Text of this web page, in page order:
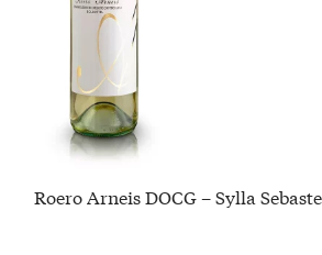
Roero Arneis DOCG – Sylla